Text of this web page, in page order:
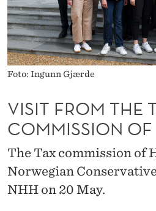
T
A
X
C
O
M
M
S
Foto: Ingunn Gjærde
VISIT FROM THE
COMMISSION
The Tax commission of
Norwegian
NHH on 20 May.